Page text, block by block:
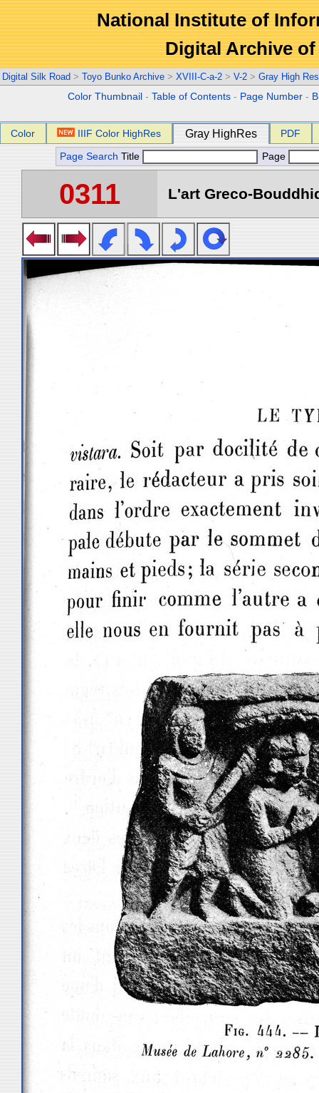
National Institute of
Digital Archive
Digital Silk Road > Toyo Bunko Archive > XVIII-C-a-2 > V-2 > Gray High
Color Thumbnail -Table of Contents - Page Number -
Color IIIF Color HighRes Gray HighRes PDF
Page Search Title Page
0311 L'art Greco-